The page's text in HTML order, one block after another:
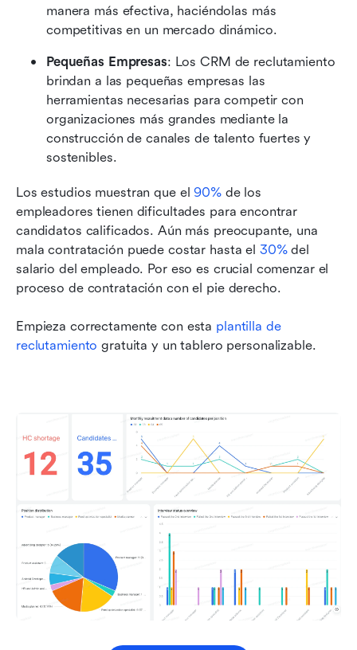
manera más efectiva, haciéndolas más
competitivas en un mercado dinámico.
Pequeñas Empresas: Los CRM de reclutamiento
brindan a las pequeñas empresas las
herramientas necesarias para competir con
organizaciones más grandes mediante la
construcción de canales de talento fuertes y
sostenibles.
Los estudios muestran que el 90% de los
empleadores tienen dificultades para encontrar
candidatos calificados. Aún más preocupante, una
mala contratación puede costar hasta el 30% del
salario del empleado. Por eso es crucial comenzar el
proceso de contratación con el pie derecho.
Empieza correctamente con esta plantilla de
reclutamiento gratuita y un tablero personalizable.